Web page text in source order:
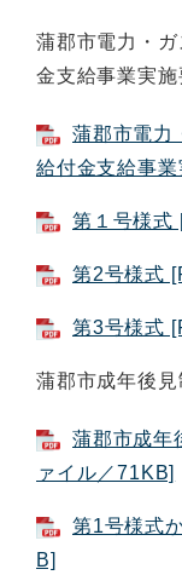
蒲郡市電力・
金支給事業実施
蒲郡市電力
給付金支給事
第１号様式
第2号様式
第3号様式
蒲郡市成年後
蒲郡市成年
ァイル／71KB]
第1号様式
B]